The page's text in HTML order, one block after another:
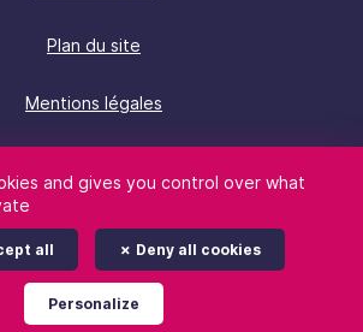
Plan du site
Mentions légales
personnelles
Gestion des cookies
and gives you control over what
all Deny all cookies
Personalize